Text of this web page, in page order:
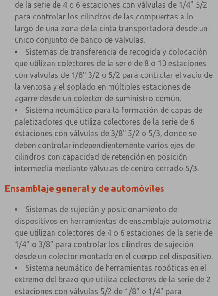
de la serie de 4 o 6 estaciones con válvulas de 1/4" 5/2
para controlar los cilindros de las compuertas a lo
largo de una zona de la cinta transportadora desde un
único conjunto de banco de válvulas.
Sistemas de transferencia de recogida y colocación
que utilizan colectores de la serie de 8 o 10 estaciones
con válvulas de 1/8" 3/2 o 5/2 para controlar el vacío de
la ventosa y el soplado en múltiples estaciones de
agarre desde un colector de suministro común.
Sistema neumático para la formación de capas de
paletizadores que utiliza colectores de la serie de 6
estaciones con válvulas de 3/8" 5/2 o 5/3, donde se
deben controlar independientemente varios ejes de
cilindros con capacidad de retención en posición
intermedia mediante válvulas de centro cerrado 5/3.
Ensamblaje general y de automóviles
Sistemas de sujeción y posicionamiento de
dispositivos en herramientas de ensamblaje automotriz
que utilizan colectores de 4 o 6 estaciones de la serie de
1/4" o 3/8" para controlar los cilindros de sujeción
desde un colector montado en el cuerpo del dispositivo.
Sistema neumático de herramientas robóticas en el
extremo del brazo que utiliza colectores de la serie de 2
estaciones con válvulas 5/2 de 1/8" o 1/4" para